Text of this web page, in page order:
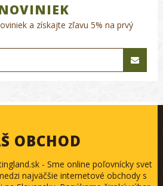
a získajte zľavu 5% na prvý
OBCHOD
- Sme online poľovnícky svet
najväčšie internetové obchody s